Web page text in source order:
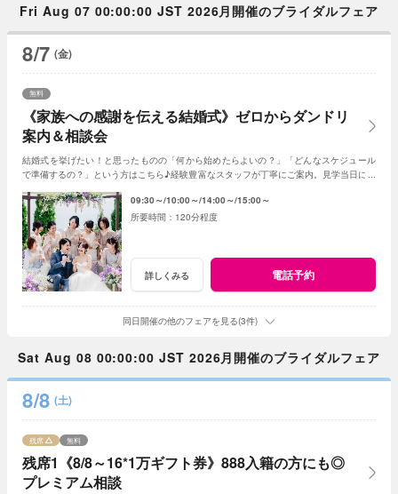
Fri Aug 07 00:00:00 JST 2026月開催のブライダルフェア
8/7 (金)
《家族への感謝を伝える結婚式》ゼロからダンドリ
案内＆相談会
無料
結婚式を挙げたい！と思ったものの「何から始めたらよいの？」「どんなスケジュール
で準備するの？」という方はこちら♪経験豊富なスタッフが丁寧にご案内。見学当日に契
09:30～ 10:00～ 14:00～ 15:00～
120分程度
詳しくみる 電話予約
同日開催の他のフェアを見る(3件)
Sat Aug 08 00:00:00 JST 2026月開催のブライダルフェア
8/8 (土)
残席1《8/8～16*1万ギフト券》888入籍の方にも◎
プレミアム相談
残席 無料